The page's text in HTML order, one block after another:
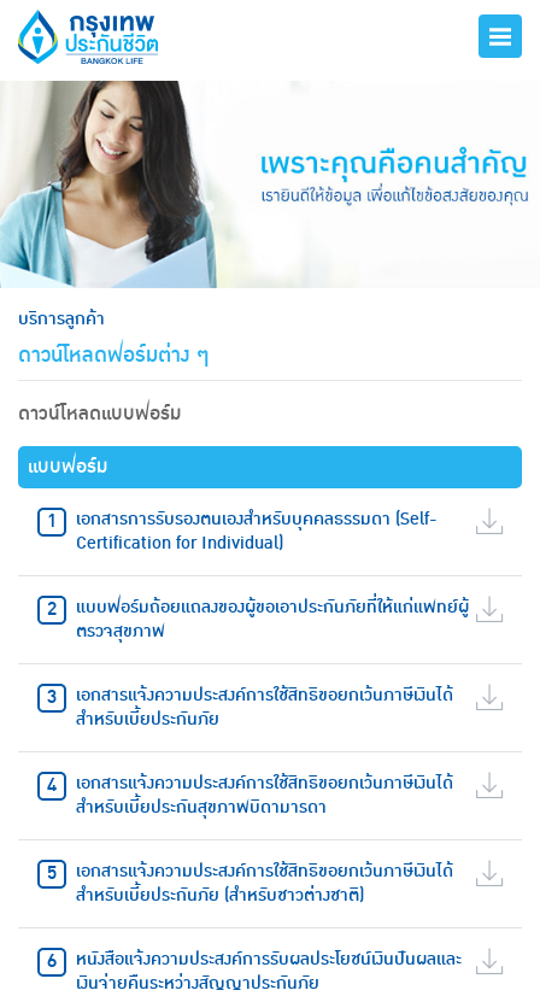
บริการลูกค้า
ดาวน์โหลดฟอร์มต่าง ๆ
ดาวน์โหลดแบบฟอร์ม
แบบฟอร์ม
เอกสารการรับรองตนเองสำหรับบุคคลธรรมดา (Self-
Certification for Individual)
แบบฟอร์มถ้อยแถลงของผู้ขอเอาประกันภัยที่ให้แก่แพทย์ผู้
ตรวจสุขภาพ
เอกสารแจ้งความประสงค์การใช้สิทธิขอยกเว้นภาษีเงินได้
สำหรับเบี้ยประกันภัย
เอกสารแจ้งความประสงค์การใช้สิทธิขอยกเว้นภาษีเงินได้
สำหรับเบี้ยประกันสุขภาพบิดามารดา
เอกสารแจ้งความประสงค์การใช้สิทธิขอยกเว้นภาษีเงินได้
สำหรับเบี้ยประกันภัย (สำหรับชาวต่างชาติ)
หนังสือแจ้งความประสงค์การรับผลประโยชน์เงินปันผลและ
เงินจ่ายคืนระหว่างสัญญาประกันภัย